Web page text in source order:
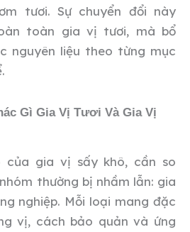
tươi. Sự chuyển đổi này
toàn gia vị tươi, mà bổ
nguyên liệu theo từng mục
Gì Gia Vị Tươi Và Gia Vị
gia vị sấy khô, cần so
thường bị nhầm lẫn: gia
nghiệp. Mỗi loại mang đặc
vị, cách bảo quản và ứng